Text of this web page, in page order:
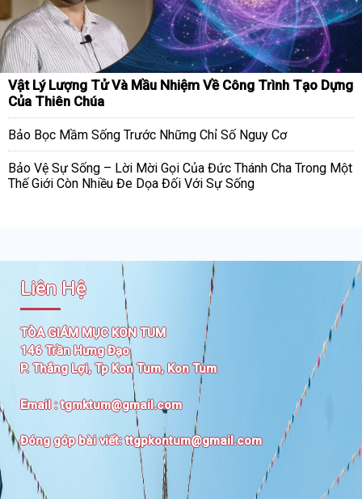
Vật Lý Lượng Tử Và Mầu Nhiệm Về Công Trình Tạo Dựng
Của Thiên Chúa
Bảo Bọc Mầm Sống Trước Những Chỉ Số Nguy Cơ
Bảo Vệ Sự Sống – Lời Mời Gọi Của Đức Thánh Cha Trong Một
Thế Giới Còn Nhiều Đe Dọa Đối Với Sự Sống
Liên Hệ
TÒA GIÁM MỤC KON TUM
146 Trần Hưng Đạo
P. Thắng Lợi, Tp Kon Tum, Kon Tum
Email :tgmktum@gmail.com
Đóng góp bài viết:ttgpkontum@gmail.com